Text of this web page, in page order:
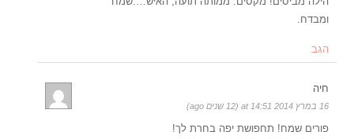
ומבדח.
הגב
חיה
16 במרץ 2014 at 14:51 (12 שנים ago)
פורים שמח! תחפושת יפה בחרת לך!